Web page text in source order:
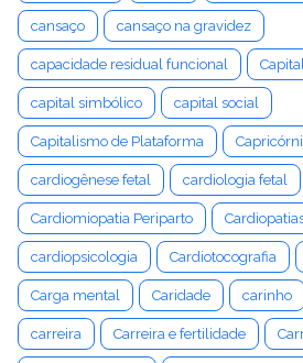
cansaço cansaço na gravidez
capacidade residual funcional
capital simbólico capital social
Capitalismo de Plataforma
cardiogênese fetal cardiologia fetal
Cardiomiopatia Periparto
cardiopsicologia Cardiotocografia
Carga mental Caridade carinho
carreira Carreira e fertilidade